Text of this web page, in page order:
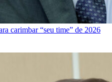
carimbar “seu time” de 2026